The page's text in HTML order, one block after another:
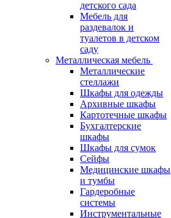
детского сада
Мебель для
раздевалок и
туалетов в детском
саду
Металлическая мебель
Металлические
стеллажи
Шкафы для одежды
Архивные шкафы
Картотечные шкафы
Бухгалтерские
шкафы
Шкафы для сумок
Сейфы
Медицинские шкафы
и тумбы
Гардеробные
системы
Инструментальные